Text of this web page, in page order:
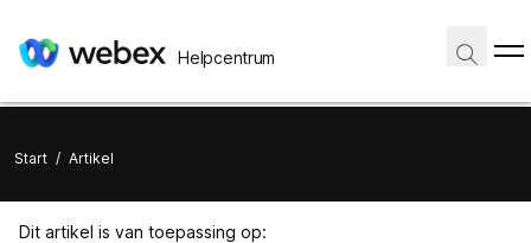
Helpcentrum
Start / Artikel
Dit artikel is van toepassing op: